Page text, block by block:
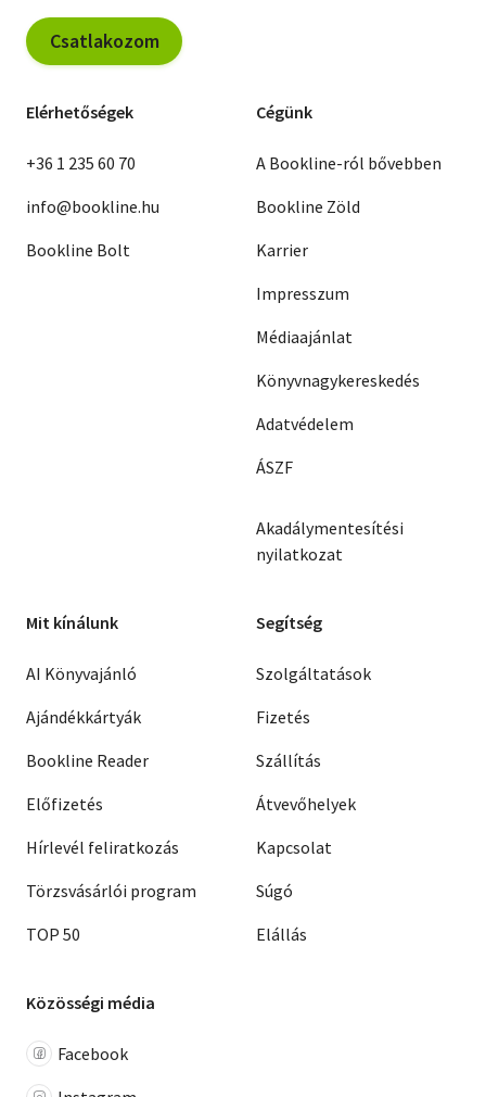
Csatlakozom
Elérhetőségek
+36 1 235 60 70
info@bookline.hu
Bookline Bolt
Cégünk
A Bookline-ról bővebben
Bookline Zöld
Karrier
Impresszum
Médiaajánlat
Könyvnagykereskedés
Adatvédelem
ÁSZF
Akadálymentesítési
nyilatkozat
Mit kínálunk
AI Könyvajánló
Ajándékkártyák
Bookline Reader
Előfizetés
Hírlevél feliratkozás
Törzsvásárlói program
TOP 50
Segítség
Szolgáltatások
Fizetés
Szállítás
Átvevőhelyek
Kapcsolat
Súgó
Elállás
Közösségi média
Facebook